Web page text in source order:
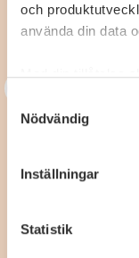
och
använda din data
Med din tillåtelse
som kan ha
Ta reda på mer
Du kan ändra eller
Samtyckesval
Nödvändig
Inställningar
Statistik
3
När du vill